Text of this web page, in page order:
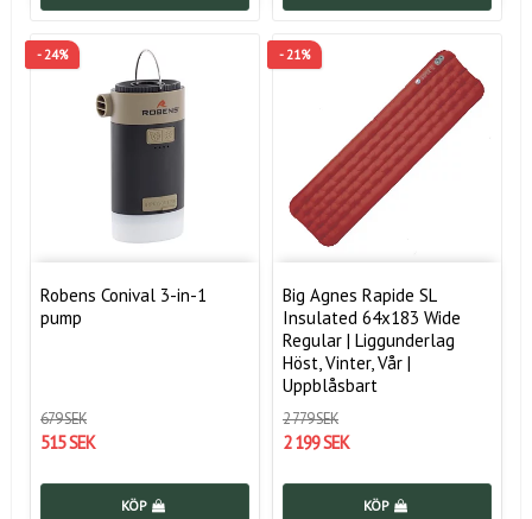
- 24%
Robens Conival 3-in-1
pump
679 SEK
515 SEK
KÖP
- 21%
Big Agnes Rapide SL
Insulated 64x183 Wide
Regular | Liggunderlag
Höst, Vinter, Vår |
Uppblåsbart
2 779 SEK
2 199 SEK
KÖP